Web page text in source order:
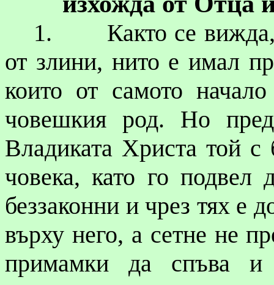
1.
Както се
от злини, нито е имал
които от самото
човешкия род. Но
Владиката Христа той
човека, като го
беззаконни и чрез тях е
върху него, а сетне не
примамки да спъва